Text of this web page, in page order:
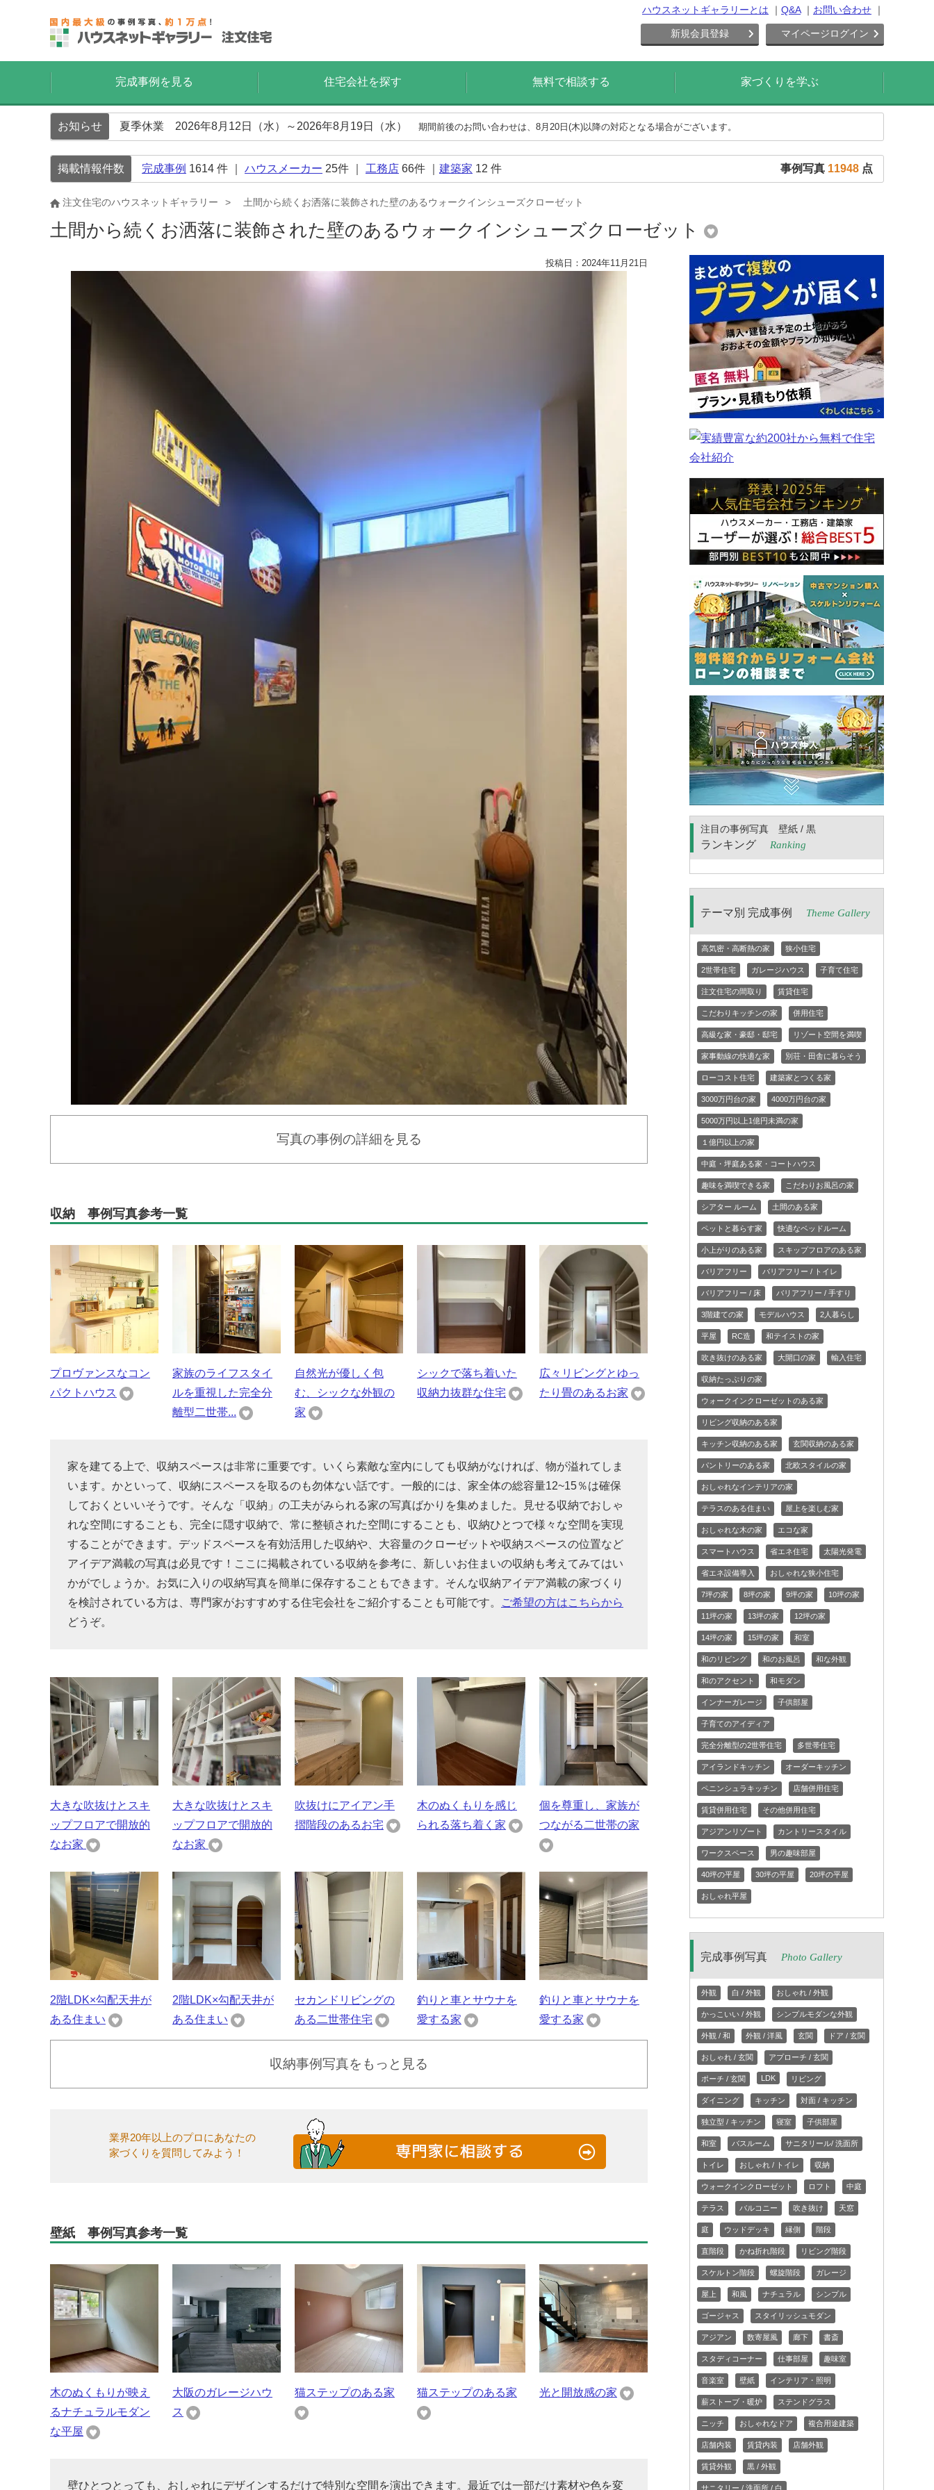
ハウスネットギャラリーとは Q&A お問い合わせ
新規会員登録 マイページログイン
完成事例を見る 住宅会社を探す 無料で相談する 家づくりを学ぶ
お知らせ 夏季休業 2026年8月12日（水）～2026年8月19日（水） 期間前後のお問い合わせは、8月20日(木)以降の対応となる場合がございます。
掲載情報件数 完成事例 1614 件 ｜ ハウスメーカー 25件 ｜ 工務店 66件 ｜ 建築家 12 件 事例写真 11948 点
注文住宅のハウスネットギャラリー 土間から続くお洒落に装飾された壁のあるウォークインシューズクローゼット
土間から続くお洒落に装飾された壁のあるウォークインシューズクローゼット
投稿日：2024年11月21日
写真の事例の詳細を見る
収納 事例写真参考一覧
プロヴァンスなコン
パクトハウス
家族のライフスタイ
ルを重視した完全分
離型二世帯...
自然光が優しく包
む、シックな外観の
家
シックで落ち着いた
収納力抜群な住宅
広々リビングとゆっ
たり畳のあるお家
家を建てる上で、収納スペースは非常に重要です。いくら素敵な室内にしても収納がなければ、物が溢れてしま
います。かといって、収納にスペースを取るのも勿体ない話です。一般的には、家全体の総容量12~15％は確保
しておくといいそうです。そんな「収納」の工夫がみられる家の写真ばかりを集めました。見せる収納でおしゃ
れな空間にすることも、完全に隠す収納で、常に整頓された空間にすることも、収納ひとつで様々な空間を実現
することができます。デッドスペースを有効活用した収納や、大容量のクローゼットや収納スペースの位置など
アイデア満載の写真は必見です！ここに掲載されている収納を参考に、新しいお住まいの収納も考えてみてはい
かがでしょうか。お気に入りの収納写真を簡単に保存することもできます。そんな収納アイデア満載の家づくり
を検討されている方は、専門家がおすすめする住宅会社をご紹介することも可能です。
ご希望の方はこちらから
どうぞ。
大きな吹抜けとスキ
ップフロアで開放的
なお家
大きな吹抜けとスキ
ップフロアで開放的
なお家
吹抜けにアイアン手
摺階段のあるお宅
木のぬくもりを感じ
られる落ち着く家
個を尊重し、家族が
つながる二世帯の家
2階LDK×勾配天井が
ある住まい
2階LDK×勾配天井が
ある住まい
セカンドリビングの
ある二世帯住宅
釣りと車とサウナを
愛する家
釣りと車とサウナを
愛する家
収納事例写真をもっと見る
業界20年以上のプロにあなたの
家づくりを質問してみよう！
壁紙 事例写真参考一覧
木のぬくもりが映え
るナチュラルモダン
な平屋
大阪のガレージハウ
ス
猫ステップのある家 猫ステップのある家 光と開放感の家
壁ひとつとっても、おしゃれにデザインするだけで特別な空間を演出できます。最近では一部だけ素材や色を変
注目の事例写真 壁紙 / 黒
ランキング Ranking
テーマ別 完成事例 Theme Gallery
高気密・高断熱の家 狭小住宅
2世帯住宅 ガレージハウス 子育て住宅
注文住宅の間取り 賃貸住宅
こだわりキッチンの家 併用住宅
高級な家・豪邸・邸宅 リゾート空間を満喫
家事動線の快適な家 別荘・田舎に暮らそう
ローコスト住宅 建築家とつくる家
3000万円台の家 4000万円台の家
5000万円以上1億円未満の家
１億円以上の家
中庭・坪庭ある家・コートハウス
趣味を満喫できる家 こだわりお風呂の家
シアター ルーム 土間のある家
ペットと暮らす家 快適なベッドルーム
小上がりのある家 スキップフロアのある家
バリアフリー バリアフリー / トイレ
バリアフリー / 床 バリアフリー / 手すり
3階建ての家 モデルハウス 2人暮らし
平屋 RC造 和テイストの家
吹き抜けのある家 大開口の家 輸入住宅
収納たっぷりの家
ウォークインクローゼットのある家
リビング収納のある家
キッチン収納のある家 玄関収納のある家
パントリーのある家 北欧スタイルの家
おしゃれなインテリアの家
テラスのある住まい 屋上を楽しむ家
おしゃれな木の家 エコな家
スマートハウス 省エネ住宅 太陽光発電
省エネ設備導入 おしゃれな狭小住宅
7坪の家 8坪の家 9坪の家 10坪の家
11坪の家 13坪の家 12坪の家
14坪の家 15坪の家 和室
和のリビング 和のお風呂 和な外観
和のアクセント 和モダン
インナーガレージ 子供部屋
子育てのアイディア
完全分離型の2世帯住宅 多世帯住宅
アイランドキッチン オーダーキッチン
ペニンシュラキッチン 店舗併用住宅
賃貸併用住宅 その他併用住宅
アジアンリゾート カントリースタイル
ワークスペース 男の趣味部屋
40坪の平屋 30坪の平屋 20坪の平屋
おしゃれ平屋
完成事例写真 Photo Gallery
外観 白 / 外観 おしゃれ / 外観
かっこいい / 外観 シンプルモダンな外観
外観 / 和 外観 / 洋風 玄関 ドア / 玄関
おしゃれ / 玄関 アプローチ / 玄関
ポーチ / 玄関 LDK リビング
ダイニング キッチン 対面 / キッチン
独立型 / キッチン 寝室 子供部屋
和室 バスルーム サニタリール/ 洗面所
トイレ おしゃれ / トイレ 収納
ウォークインクローゼット ロフト 中庭
テラス バルコニー 吹き抜け 天窓
庭 ウッドデッキ 縁側 階段
直階段 かね折れ階段 リビング階段
スケルトン階段 螺旋階段 ガレージ
屋上 和風 ナチュラル シンプル
ゴージャス スタイリッシュモダン
アジアン 数寄屋風 廊下 書斎
スタディコーナー 仕事部屋 趣味室
音楽室 壁紙 インテリア・照明
薪ストーブ・暖炉 ステンドグラス
ニッチ おしゃれなドア 複合用途建築
店舗内装 賃貸内装 店舗外観
賃貸外観 黒 / 外観
サニタリー / 洗面所 / 白